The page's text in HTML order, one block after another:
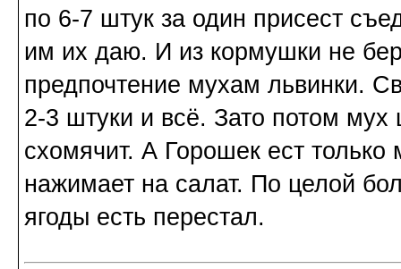
по 6-7 штук за один присест
им их даю. И из кормушки не
предпочтение мухам львинки.
2-3 штуки и всё. Зато потом
схомячит. А Горошек ест
нажимает на салат. По целой
ягоды есть перестал.